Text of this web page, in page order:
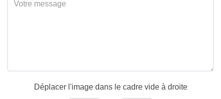
Déplacer l'image dans le cadre vide à droite